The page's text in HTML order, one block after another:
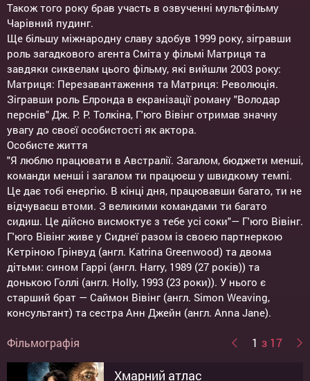
Також того року брав участь в озвученні мультфільму
Чарівний пудинг.
Ще більшу міжнародну славу здобув 1999 року, зігравши
роль загадкового агента Сміта у фільмі Матриця та
завдяки сиквелам цього фільму, які вийшли 2003 року:
Матриця: Перезавантаження та Матриця: Революція.
Зігравши роль Елронда в екранізації роману "Володар
перснів" Дж. Р. Р. Толкіна, Г'юго Вівінг отримав значну
увагу до своєї особистості як актора.
Особисте життя
"Я люблю працювати в Австралії. Загалом, бюджети менші,
команди менші і загалом ти працюєш у швидкому темпі.
Це дає тобі енергію. В кінці дня, працювавши багато, ти не
відчуваєш втоми. З великими командами ти багато
сидиш. Це дійсно висмоктує з тебе усі соки"— Г'юго Вівінг.
Г'юго Вівінг живе у Сиднеї разом із своєю партнеркою
Кетріною Грінвуд (англ. Katrina Greenwood) та двома
дітьми: сином Гаррі (англ. Harry, 1989 (27 років)) та
донькою Голлі (англ. Holly, 1993 (23 роки)). У нього є
старший брат — Саймон Вівінг (англ. Simon Weaving,
консультант) та сестра Анн Джейн (англ. Anna Jane).
Фільмографія 1 з 17
Хмарний атлас
Хоббіт: Битва п'яти воїнств
Хоббіт: Пустка Смога
Хоббіт: Несподівана подорож
Матриця: Перезавантаження
Матриця: Революція
Матриця
Смертні машини
Помста від кутюр
Чужа земля
Перший месник
Трансформери 3
Легенди нічної варти
Людина-вовк
Бейб - чотириногий малюк
Властелин колец: Две
V значить Вендета